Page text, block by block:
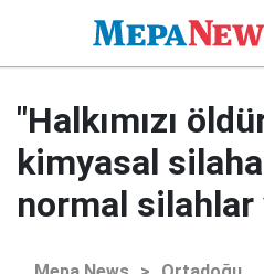
"Halkımızı
kimyasal
normal